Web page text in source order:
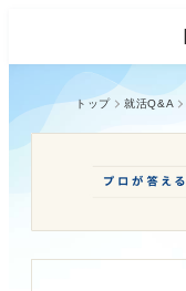
トップ 就活Q&A